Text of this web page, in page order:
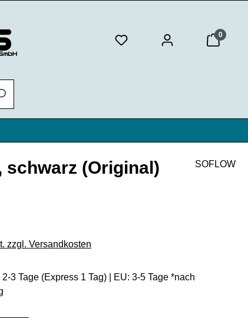
0
schwarz (Original) SOFLOW
zzgl. Versandkosten
3 Tage (Express 1 Tag) | EU: 3-5 Tage *nach